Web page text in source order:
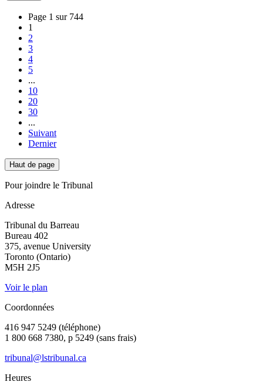
Page 1 sur 744
1
2
3
4
5
...
10
20
30
...
Suivant
Dernier
Haut de page
Pour joindre le Tribunal
Adresse
Tribunal du Barreau
Bureau 402
375, avenue University
Toronto (Ontario)
M5H 2J5
Voir le plan
Coordonnées
416 947 5249 (téléphone)
1 800 668 7380, p 5249 (sans frais)
tribunal@lstribunal.ca
Heures